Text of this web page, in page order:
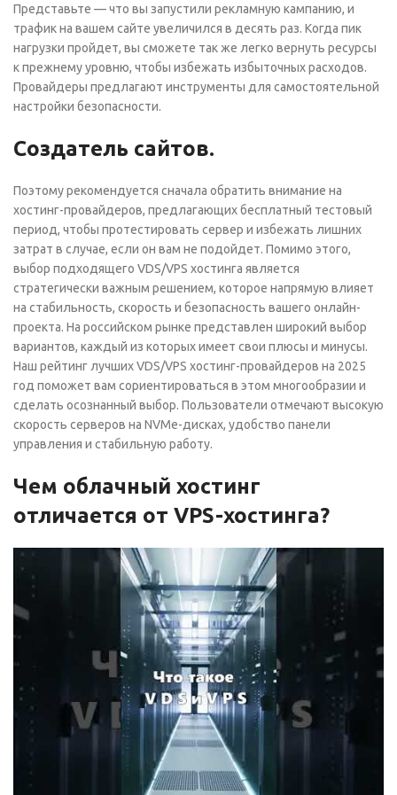
Представьте — что вы запустили рекламную кампанию, и
трафик на вашем сайте увеличился в десять раз. Когда пик
нагрузки пройдет, вы сможете так же легко вернуть ресурсы
к прежнему уровню, чтобы избежать избыточных расходов.
Провайдеры предлагают инструменты для самостоятельной
настройки безопасности.
Создатель сайтов.
Поэтому рекомендуется сначала обратить внимание на
хостинг-провайдеров, предлагающих бесплатный тестовый
период, чтобы протестировать сервер и избежать лишних
затрат в случае, если он вам не подойдет. Помимо этого,
выбор подходящего VDS/VPS хостинга является
стратегически важным решением, которое напрямую влияет
на стабильность, скорость и безопасность вашего онлайн-
проекта. На российском рынке представлен широкий выбор
вариантов, каждый из которых имеет свои плюсы и минусы.
Наш рейтинг лучших VDS/VPS хостинг-провайдеров на 2025
год поможет вам сориентироваться в этом многообразии и
сделать осознанный выбор. Пользователи отмечают высокую
скорость серверов на NVMe-дисках, удобство панели
управления и стабильную работу.
Чем облачный хостинг
отличается от VPS-хостинга?